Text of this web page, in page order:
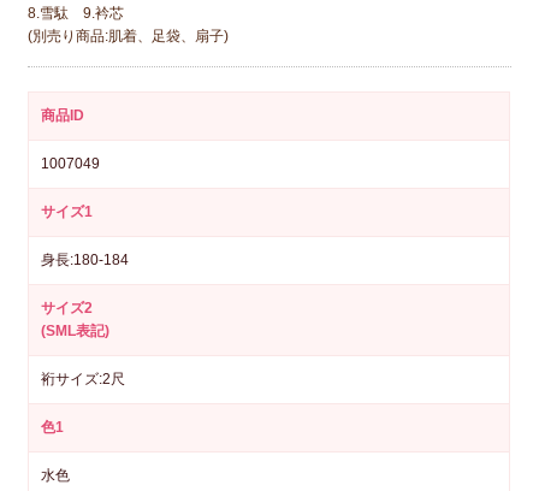
8.雪駄 9.衿芯
(別売り商品:肌着、足袋、扇子)
商品ID
1007049
サイズ1
身長:180-184
サイズ2
(SML表記)
裄サイズ:2尺
色1
水色